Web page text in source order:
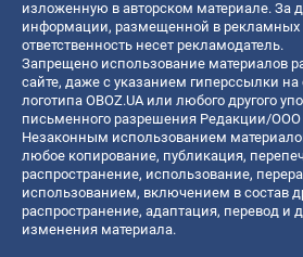
изложенную в авторском материале. За
информации, размещенной в рекламных
ответственность несет рекламодатель.
Запрещено использование материалов
сайте, даже с указанием гиперссылки на
логотипа OBOZ.UA или любого другого
письменного разрешения Редакции/ООО
Незаконным использованием
любое копирование, публикация,
распространение, использование,
использованием, включением в состав
распространение, адаптация, перевод и
изменения материала.